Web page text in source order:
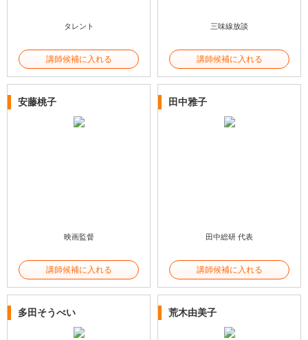
タレント
講師候補に入れる
三味線放談
講師候補に入れる
安藤桃子
映画監督
講師候補に入れる
田中雅子
田中総研 代表
講師候補に入れる
多田そうべい 荒木由美子